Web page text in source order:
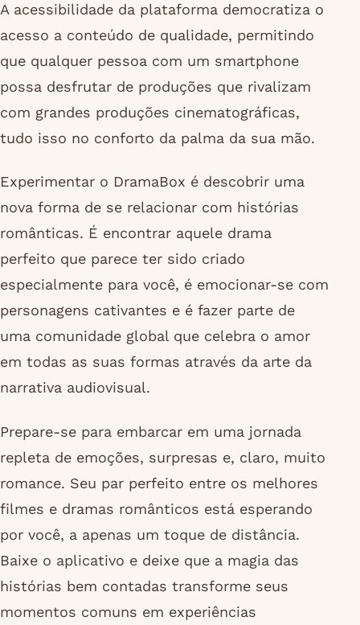
A acessibilidade da plataforma democratiza o
acesso a conteúdo de qualidade, permitindo
que qualquer pessoa com um smartphone
possa desfrutar de produções que rivalizam
com grandes produções cinematográficas,
tudo isso no conforto da palma da sua mão.
Experimentar o DramaBox é descobrir uma
nova forma de se relacionar com histórias
românticas. É encontrar aquele drama
perfeito que parece ter sido criado
especialmente para você, é emocionar-se com
personagens cativantes e é fazer parte de
uma comunidade global que celebra o amor
em todas as suas formas através da arte da
narrativa audiovisual.
Prepare-se para embarcar em uma jornada
repleta de emoções, surpresas e, claro, muito
romance. Seu par perfeito entre os melhores
filmes e dramas românticos está esperando
por você, a apenas um toque de distância.
Baixe o aplicativo e deixe que a magia das
histórias bem contadas transforme seus
momentos comuns em experiências